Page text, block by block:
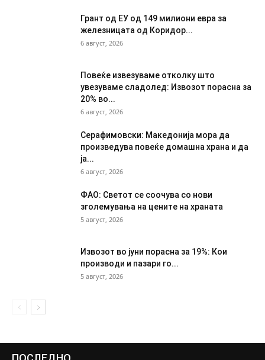
Грант од ЕУ од 149 милиони евра за
железницата од Коридор...
6 август, 2026
Повеќе извезуваме отколку што
увезуваме сладолед: Извозот порасна за
20% во...
6 август, 2026
Серафимовски: Македонија мора да
произведува повеќе домашна храна и да
ја...
6 август, 2026
ФАО: Светот се соочува со нови
зголемувања на цените на храната
5 август, 2026
Извозот во јуни порасна за 19%: Кои
производи и пазари го...
5 август, 2026